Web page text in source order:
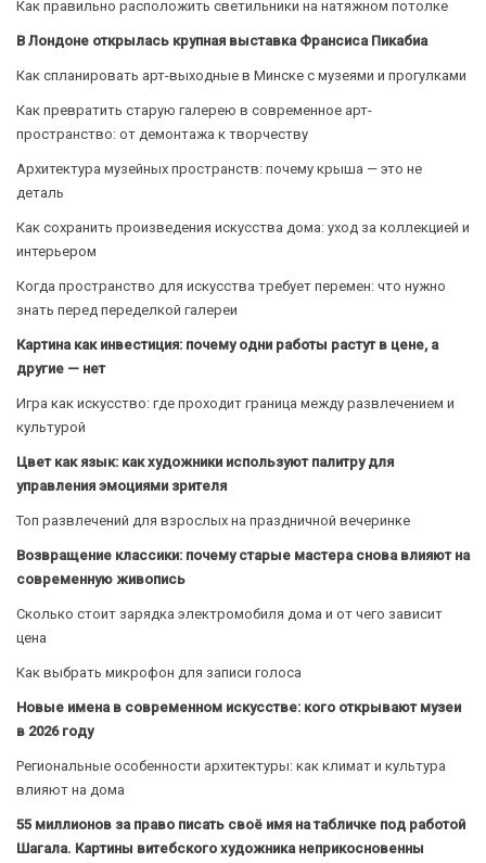
Как правильно расположить светильники на натяжном потолке
В Лондоне открылась крупная выставка Франсиса Пикабиа
Как спланировать арт-выходные в Минске с музеями и прогулками
Как превратить старую галерею в современное арт-
пространство: от демонтажа к творчеству
Архитектура музейных пространств: почему крыша — это не
деталь
Как сохранить произведения искусства дома: уход за коллекцией и
интерьером
Когда пространство для искусства требует перемен: что нужно
знать перед переделкой галереи
Картина как инвестиция: почему одни работы растут в цене, а
другие — нет
Игра как искусство: где проходит граница между развлечением и
культурой
Цвет как язык: как художники используют палитру для
управления эмоциями зрителя
Топ развлечений для взрослых на праздничной вечеринке
Возвращение классики: почему старые мастера снова влияют на
современную живопись
Сколько стоит зарядка электромобиля дома и от чего зависит
цена
Как выбрать микрофон для записи голоса
Новые имена в современном искусстве: кого открывают музеи
в 2026 году
Региональные особенности архитектуры: как климат и культура
влияют на дома
55 миллионов за право писать своё имя на табличке под работой
Шагала. Картины витебского художника неприкосновенны